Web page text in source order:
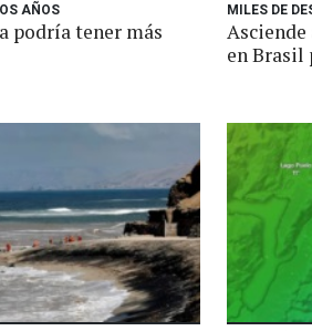
AÑOS
podría tener más
MILES DE
en Brasil